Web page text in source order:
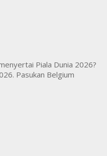
Piala Dunia 2026?
Pasukan Belgium